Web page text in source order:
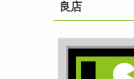
良店